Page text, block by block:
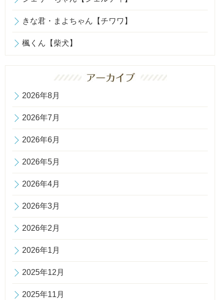
きな君・まよちゃん【チワワ】
楓くん【柴犬】
2026年8月
2026年7月
2026年6月
2026年5月
2026年4月
2026年3月
2026年2月
2026年1月
2025年12月
2025年11月